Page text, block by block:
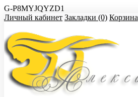
G-P8MYJQYZD1
Личный кабинет Закладки (0) Корзина